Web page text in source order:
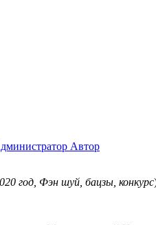
Автор
год, Фэн шуй, бацзы, конкурс